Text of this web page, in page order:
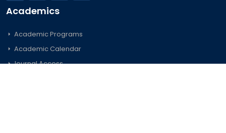
Academics
Academic Programs
Academic Calendar
Journal Access